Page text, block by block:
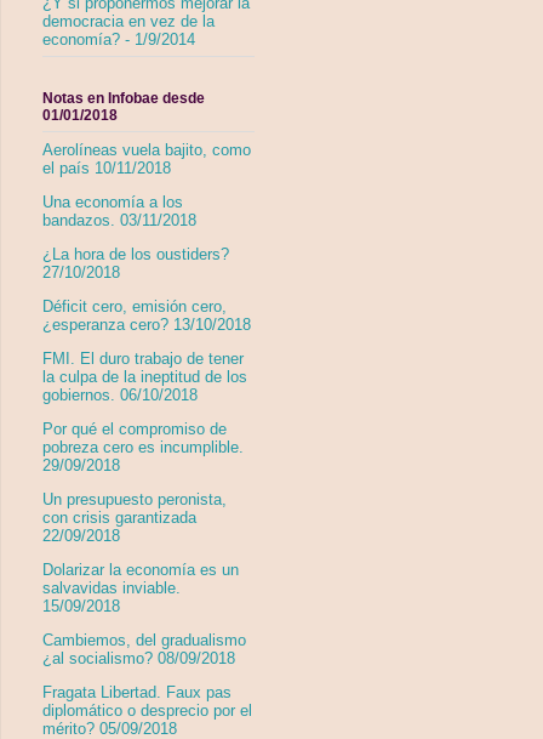
democracia en vez de la
economía? - 1/9/2014
Notas en Infobae desde
01/01/2018
Aerolíneas vuela bajito, como
el país 10/11/2018
Una economía a los
bandazos. 03/11/2018
¿La hora de los oustiders?
27/10/2018
Déficit cero, emisión cero,
¿esperanza cero? 13/10/2018
FMI. El duro trabajo de tener
la culpa de la ineptitud de los
gobiernos. 06/10/2018
Por qué el compromiso de
pobreza cero es incumplible.
29/09/2018
Un presupuesto peronista,
con crisis garantizada
22/09/2018
Dolarizar la economía es un
salvavidas inviable.
15/09/2018
Cambiemos, del gradualismo
¿al socialismo? 08/09/2018
Fragata Libertad. Faux pas
diplomático o desprecio por el
mérito? 05/09/2018